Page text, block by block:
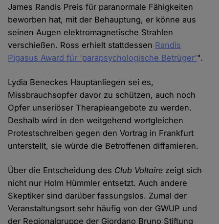
James Randis Preis für paranormale Fähigkeiten
beworben hat, mit der Behauptung, er könne aus
seinen Augen elektromagnetische Strahlen
verschießen. Ross erhielt stattdessen Randis
Pigasus Award für 'parapsychologische Betrüger'".
Lydia Beneckes Hauptanliegen sei es,
Missbrauchsopfer davor zu schützen, auch noch
Opfer unseriöser Therapieangebote zu werden.
Deshalb wird in den weitgehend wortgleichen
Protestschreiben gegen den Vortrag in Frankfurt
unterstellt, sie würde die Betroffenen diffamieren.
Über die Entscheidung des Club Voltaire zeigt sich
nicht nur Holm Hümmler entsetzt. Auch andere
Skeptiker sind darüber fassungslos. Zumal der
Veranstaltungsort sehr häufig von der GWUP und
der Regionalgruppe der Giordano Bruno Stiftung